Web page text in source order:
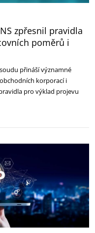
zpřesnil pravidla
poměrů i
přináší významné
korporací i
pro výklad projevu